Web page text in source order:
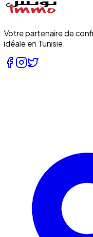
Votre partenaire de
idéale en Tunisie.